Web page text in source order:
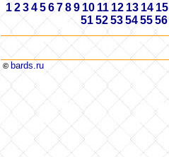
1 2 3 4 5 6 7 8 9 10 11 12 13 14 15
51 52 53 54 55 56
© bards.ru